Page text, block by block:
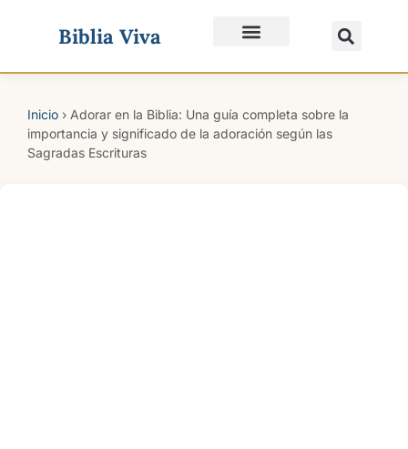
Biblia Viva
Inicio › Adorar en la Biblia: Una guía completa sobre la
importancia y significado de la adoración según las
Sagradas Escrituras